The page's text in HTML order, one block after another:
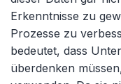
Erkenntnisse zu
Prozesse zu
bedeutet, dass
überdenken